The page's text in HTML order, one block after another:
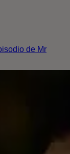
de Mr